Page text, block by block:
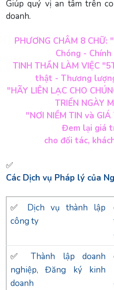
Giúp quý vị an tâm trên
doanh.
PHƯƠNG CHÂM 8
Chóng -
TINH THẦN LÀM VIỆC
thật - Thương
"HÃY LIÊN LẠC CHO
TRIỂN NGÀY
"NƠI NIỀM TIN và
Đem lại giá
cho đối tác,
✅
Các Dịch vụ Pháp lý của
✅ Dịch vụ thành lập
công ty
✅ Thành lập doanh
nghiệp, Đăng ký kinh
doanh